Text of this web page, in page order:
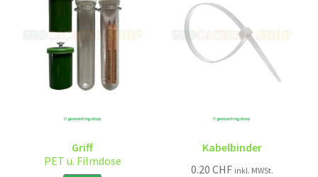
Griff
PET u. Filmdose
Kabelbinder
0.20 CHF inkl. MWSt.